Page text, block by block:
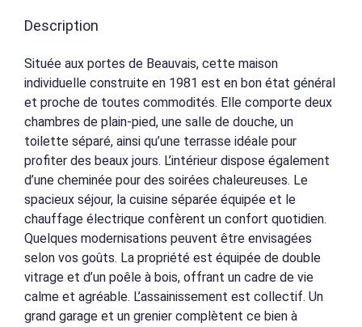
Description
Située aux portes de Beauvais, cette maison
individuelle construite en 1981 est en bon état général
et proche de toutes commodités. Elle comporte deux
chambres de plain-pied, une salle de douche, un
toilette séparé, ainsi qu’une terrasse idéale pour
profiter des beaux jours. L’intérieur dispose également
d’une cheminée pour des soirées chaleureuses. Le
spacieux séjour, la cuisine séparée équipée et le
chauffage électrique confèrent un confort quotidien.
Quelques modernisations peuvent être envisagées
selon vos goûts. La propriété est équipée de double
vitrage et d’un poêle à bois, offrant un cadre de vie
calme et agréable. L’assainissement est collectif. Un
grand garage et un grenier complètent ce bien à